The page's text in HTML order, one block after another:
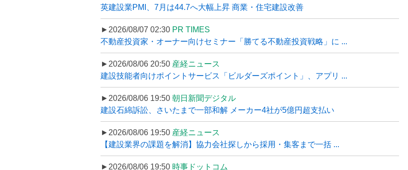
英建設業PMI、7月は44.7へ大幅上昇 商業・住宅建設改善
►2026/08/07 02:30 PR TIMES
不動産投資家・オーナー向けセミナー「勝てる不動産投資戦略」に ...
►2026/08/06 20:50 産経ニュース
建設技能者向けポイントサービス「ビルダーズポイント」、アプリ ...
►2026/08/06 19:50 朝日新聞デジタル
建設石綿訴訟、さいたまで一部和解 メーカー4社が5億円超支払い
►2026/08/06 19:50 産経ニュース
【建設業界の課題を解消】協力会社探しから採用・集客まで一括 ...
►2026/08/06 19:50 時事ドットコム